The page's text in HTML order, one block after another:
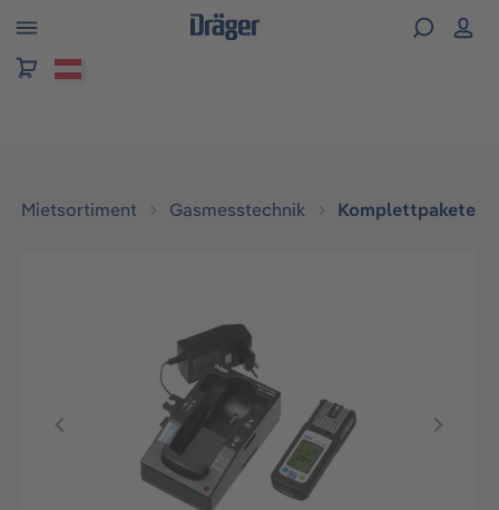
springen
Mietsortiment Gasmesstechnik Komplettpakete